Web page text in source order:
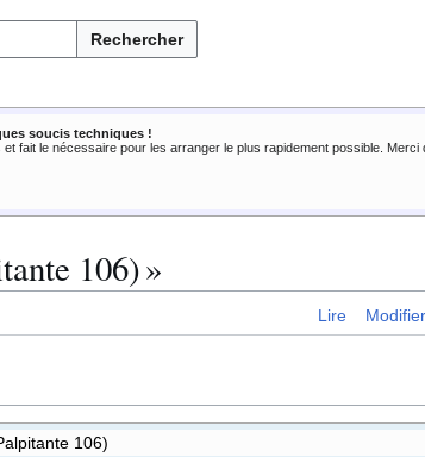
Rechercher
soucis techniques !
fait le nécessaire pour les arranger le plus rapidement possible.
106) »
Lire Modifier
106)